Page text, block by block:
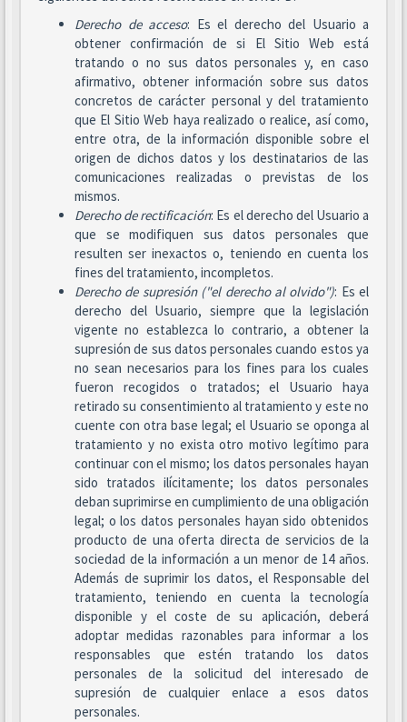
Derecho de acceso: Es el derecho del Usuario a
obtener confirmación de si El Sitio Web está
tratando o no sus datos personales y, en caso
afirmativo, obtener información sobre sus datos
concretos de carácter personal y del tratamiento
que El Sitio Web haya realizado o realice, así como,
entre otra, de la información disponible sobre el
origen de dichos datos y los destinatarios de las
comunicaciones realizadas o previstas de los
mismos.
Derecho de rectificación: Es el derecho del Usuario a
que se modifiquen sus datos personales que
resulten ser inexactos o, teniendo en cuenta los
fines del tratamiento, incompletos.
Derecho de supresión ("el derecho al olvido"): Es el
derecho del Usuario, siempre que la legislación
vigente no establezca lo contrario, a obtener la
supresión de sus datos personales cuando estos ya
no sean necesarios para los fines para los cuales
fueron recogidos o tratados; el Usuario haya
retirado su consentimiento al tratamiento y este no
cuente con otra base legal; el Usuario se oponga al
tratamiento y no exista otro motivo legítimo para
continuar con el mismo; los datos personales hayan
sido tratados ilícitamente; los datos personales
deban suprimirse en cumplimiento de una obligación
legal; o los datos personales hayan sido obtenidos
producto de una oferta directa de servicios de la
sociedad de la información a un menor de 14 años.
Además de suprimir los datos, el Responsable del
tratamiento, teniendo en cuenta la tecnología
disponible y el coste de su aplicación, deberá
adoptar medidas razonables para informar a los
responsables que estén tratando los datos
personales de la solicitud del interesado de
supresión de cualquier enlace a esos datos
personales.